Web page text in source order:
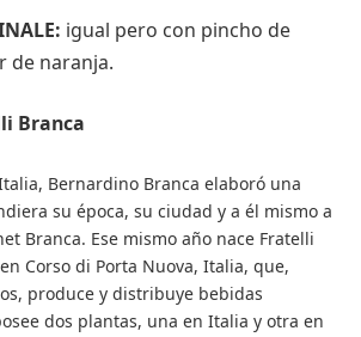
igual pero con pincho de
de naranja.
Branca
Bernardino Branca elaboró una
su época, su ciudad y a él mismo a
Branca. Ese mismo año nace Fratelli
Corso di Porta Nuova, Italia, que,
produce y distribuye bebidas
dos plantas, una en Italia y otra en